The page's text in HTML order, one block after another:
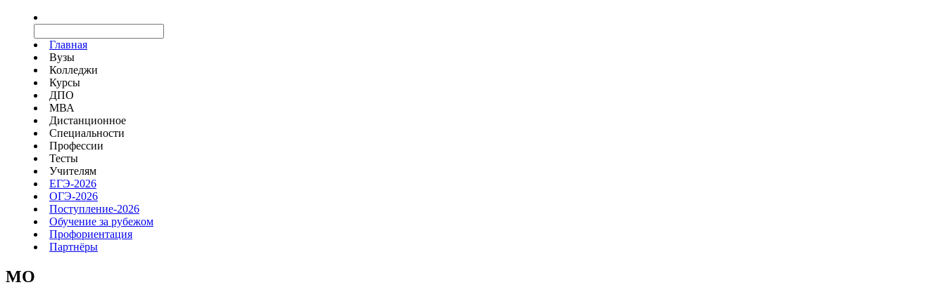
Главная
Вузы
Колледжи
Курсы
ДПО
МВА
Дистанционное
Специальности
Профессии
Тесты
Учителям
ЕГЭ-2026
ОГЭ-2026
Поступление-2026
Обучение за рубежом
Профориентация
Партнёры
MO